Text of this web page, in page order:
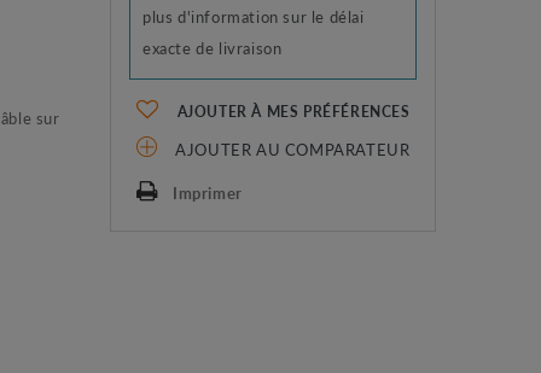
sur
plus d'information sur le délai
exacte de livraison
AJOUTER À MES PRÉFÉRENCES
AJOUTER AU COMPARATEUR
Imprimer